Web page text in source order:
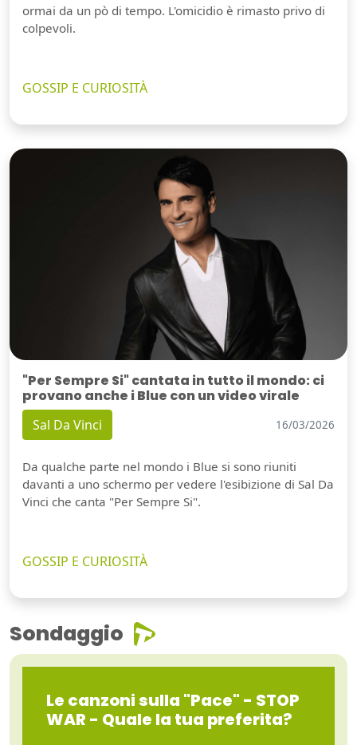
ormai da un pò di tempo. L'omicidio è rimasto privo di
colpevoli.
GOSSIP E CURIOSITÀ
"Per Sempre Si" cantata in tutto il mondo: ci
provano anche i Blue con un video virale
Sal Da Vinci 16/03/2026
Da qualche parte nel mondo i Blue si sono riuniti
davanti a uno schermo per vedere l'esibizione di Sal Da
Vinci che canta "Per Sempre Si".
GOSSIP E CURIOSITÀ
Sondaggio
Le canzoni sulla "Pace" - STOP
WAR - Quale la tua preferita?